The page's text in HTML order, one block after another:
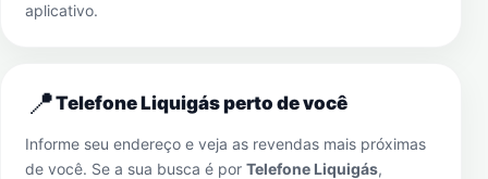
aplicativo.
📍Telefone Liquigás perto de você
Informe seu endereço e veja as revendas mais próximas
de você. Se a sua busca é por Telefone Liquigás,